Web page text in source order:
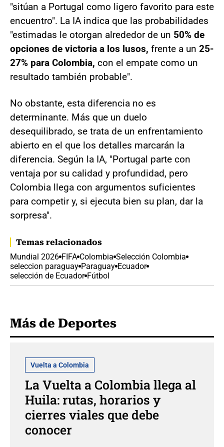
"sitúan a Portugal como ligero favorito para este
encuentro". La IA indica que las probabilidades
"estimadas le otorgan alrededor de un 50% de
opciones de victoria a los lusos, frente a un 25-
27% para Colombia, con el empate como un
resultado también probable".
No obstante, esta diferencia no es
determinante. Más que un duelo
desequilibrado, se trata de un enfrentamiento
abierto en el que los detalles marcarán la
diferencia. Según la IA, "Portugal parte con
ventaja por su calidad y profundidad, pero
Colombia llega con argumentos suficientes
para competir y, si ejecuta bien su plan, dar la
sorpresa".
Temas relacionados
Mundial 2026 FIFA Colombia Selección Colombia
seleccion paraguay Paraguay Ecuador
selección de Ecuador Fútbol
Más de Deportes
Vuelta a Colombia
La Vuelta a Colombia llega al
Huila: rutas, horarios y
cierres viales que debe
conocer